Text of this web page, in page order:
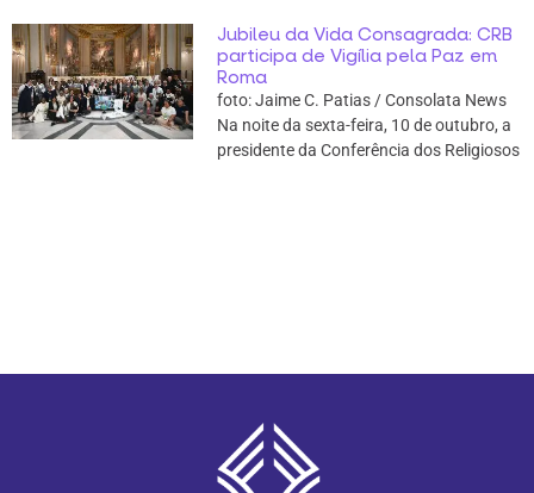
Jubileu da Vida Consagrada: CRB
participa de Vigília pela Paz em
Roma
foto: Jaime C. Patias / Consolata News
Na noite da sexta-feira, 10 de outubro, a
presidente da Conferência dos Religiosos